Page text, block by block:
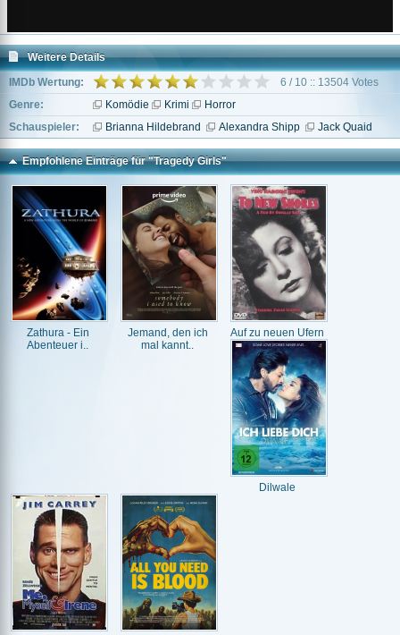
Weitere Details
IMDb Wertung:
6 / 10 :: 13504 Votes
Genre:
Komödie Krimi
Horror
Schauspieler:
Brianna Hildebrand Alexandra Shipp Jack Quaid
Empfohlene Einträge für "Tragedy Girls"
Zathura - Ein
Abenteuer i..
Jemand, den ich
mal kannt..
Auf zu neuen Ufern
Dilwale